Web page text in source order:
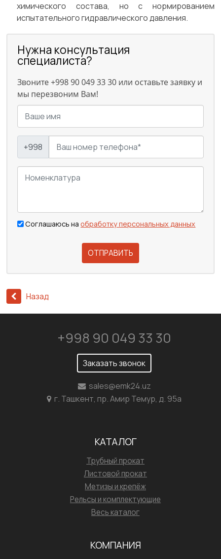
химического состава, но с нормированием
испытательного гидравлического давления.
Нужна консультация
специалиста?
Звоните +998 90 049 33 30 или оставьте заявку и
мы перезвоним Вам!
+998
Соглашаюсь наобработку персональных данных
ОТПРАВИТЬ
Назад
+998 90 049 33 30
Заказать звонок
sales@emk24.uz
г. Ташкент, пр. Амир Темур, д. 95а
КАТАЛОГ
Трубный прокат
Листовой прокат
Метизы и крепёж
Рельсы и комплектующие
Весь каталог
КОМПАНИЯ